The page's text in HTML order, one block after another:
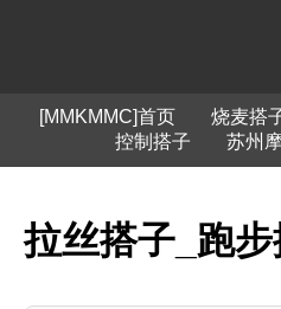
[MMKMMC]首页 烧麦搭
控制搭子
苏州
拉丝搭子_跑